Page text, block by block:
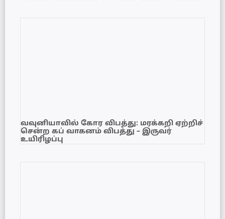
வவுனியாவில் கோர விபத்து: மரக்கறி ஏற்றிச்
சென்ற கப் வாகனம் விபத்து – இருவர்
உயிரிழப்பு